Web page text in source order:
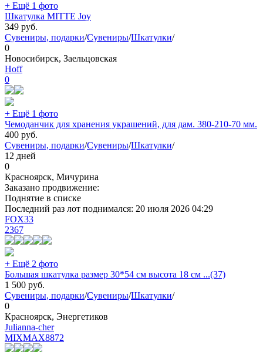
+ Ещё 1 фото
Шкатулка MITTE Joy
349 руб.
Сувениры, подарки/Сувениры/Шкатулки/
0
Новосибирск, Заельцовская
Hoff
0
+ Ещё 1 фото
Чемоданчик для хранения украшений, для дам. 380-210-70 мм.
400 руб.
Сувениры, подарки/Сувениры/Шкатулки/
12 дней
0
Красноярск, Мичурина
Заказано продвижение:
Поднятие в списке
Последний раз лот поднимался: 20 июля 2026 04:29
FOX33
2367
+ Ещё 2 фото
Большая шкатулка размер 30*54 см высота 18 см ...(37)
1 500 руб.
Сувениры, подарки/Сувениры/Шкатулки/
0
Красноярск, Энергетиков
Julianna-cher
MIXMAX8872